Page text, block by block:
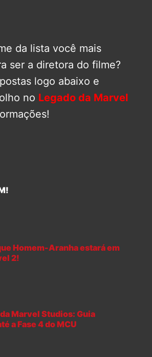
da lista você mais
ser a diretora do filme?
logo abaixo e
no Legado da Marvel
Homem-Aranha estará em
2!
Marvel Studios: Guia
a Fase 4 do MCU